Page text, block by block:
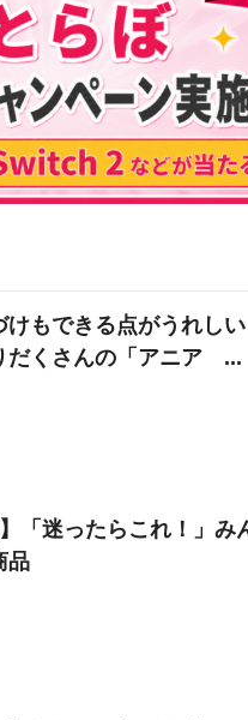
けもできる点がうれし
だくさんの「アニア ...
】「迷ったらこれ！」
品